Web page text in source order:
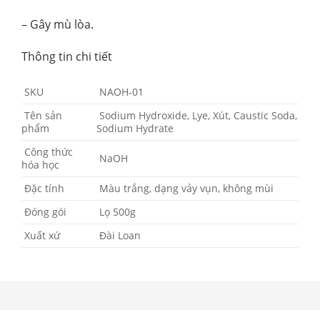
– Gây mù lòa.
Thông tin chi tiết
SKU
NAOH-01
Tên sản
phẩm
Sodium Hydroxide, Lye, Xút, Caustic Soda,
Sodium Hydrate
Công thức
hóa học
NaOH
Đặc tính
Màu trắng, dạng vảy vụn, không mùi
Đóng gói
Lọ 500g
Xuất xứ
Đài Loan